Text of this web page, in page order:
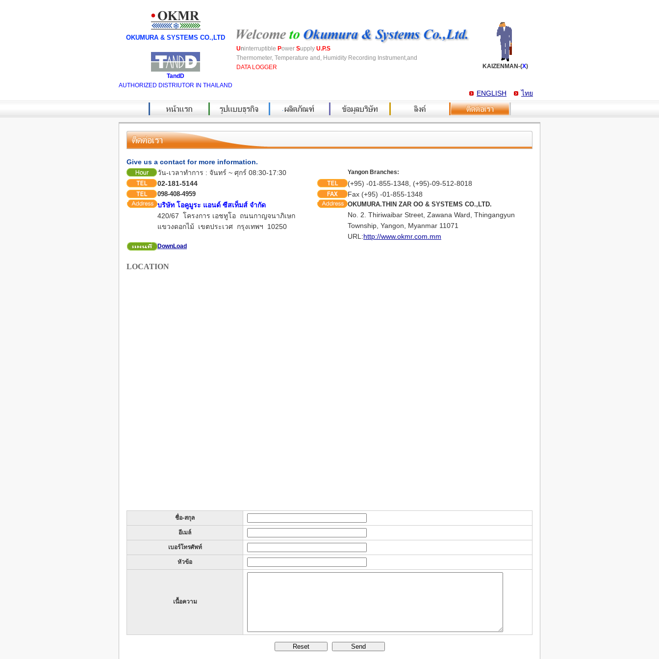
OKUMURA & SYSTEMS CO.,LTD
TandD
AUTHORIZED DISTRIUTOR IN THAILAND
Uninterruptible Power Supply U.P.S
Thermometer, Temperature and, Humidity Recording Instrument,and
DATA LOGGER
KAIZENMAN-(X)
ENGLISH ไทย
Give us a contact for more information.
วัน-เวลาทำการ : จันทร์ ~ ศุกร์ 08:30-17:30
Yangon Branches:
02-181-5144 (+95) -01-855-1348, (+95)-09-512-8018
098-408-4959
Fax (+95) -01-855-1348
บริษัท โอคูมูระ แอนด์ ซีสเท็มส์ จำกัด
420/67 โครงการ เอชทูโอ ถนนกาญจนาภิเษก
แขวงดอกไม้ เขตประเวศ กรุงเทพฯ 10250
OKUMURA.THIN ZAR OO & SYSTEMS CO.,LTD.
No. 2. Thiriwaibar Street, Zawana Ward, Thingangyun
Township, Yangon, Myanmar 11071
URL:http://www.okmr.com.mm
DownLoad
LOCATION
ชื่อ-สกุล
อีเมล์
เบอร์โทรศัพท์
หัวข้อ
เนื้อความ